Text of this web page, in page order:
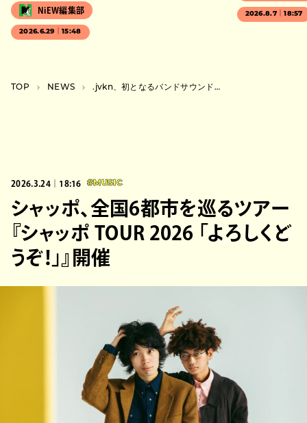
NiEW編集部
2026.6.29｜15:48
2026.8.7｜18:57
TOP NEWS .jvkn、初となるバンドサウンドの新曲『Parallellives』を3月25日リリース
2026.3.24｜18:16 #MUSIC
シャッポ、全国6都市を巡るツアー
『シャッポ TOUR 2026 「よろしくど
うぞ！」』開催